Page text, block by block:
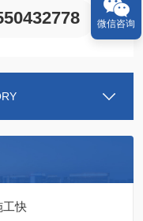
工快
微信咨询